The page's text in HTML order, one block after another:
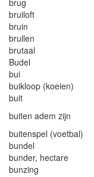
bruiloft
bruin
brullen
brutaal
Budel
bui
buikloop (koeien)
buit
buiten adem zijn
buitenspel (voetbal)
bundel
bunder, hectare
bunzing